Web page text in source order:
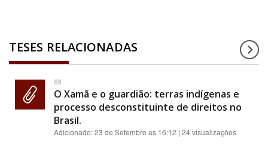
TESES RELACIONADAS
O Xamã e o guardião: terras indígenas e
processo desconstituinte de direitos no
Brasil.
Adicionado:23 de Setembro as 16:12 | 24 visualizações